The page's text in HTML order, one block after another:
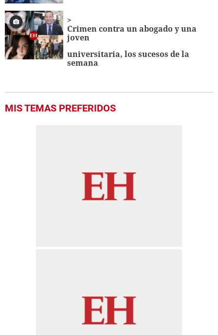
Crimen contra un abogado y una
joven
universitaria, los sucesos de la
semana
MIS TEMAS PREFERIDOS